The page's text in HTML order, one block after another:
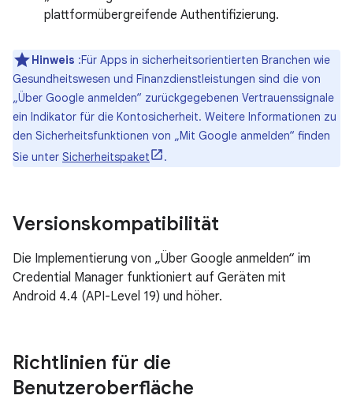
plattformübergreifende Authentifizierung.
Hinweis :Für Apps in sicherheitsorientierten Branchen wie
Gesundheitswesen und Finanzdienstleistungen sind die von
„Über Google anmelden“ zurückgegebenen Vertrauenssignale
ein Indikator für die Kontosicherheit. Weitere Informationen zu
den Sicherheitsfunktionen von „Mit Google anmelden“ finden
Sie unter Sicherheitspaket .
Versionskompatibilität
Die Implementierung von „Über Google anmelden“ im
Credential Manager funktioniert auf Geräten mit
Android 4.4 (API-Level 19) und höher.
Richtlinien für die
Benutzeroberfläche